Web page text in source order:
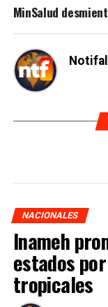
MinSalud
NACIONALES
Inameh
estados
tropicales